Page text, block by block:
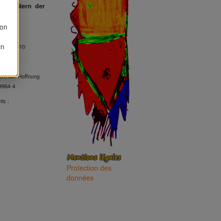
/ Stern der
77 610
der Hoffnung
4
:
Protection des
données